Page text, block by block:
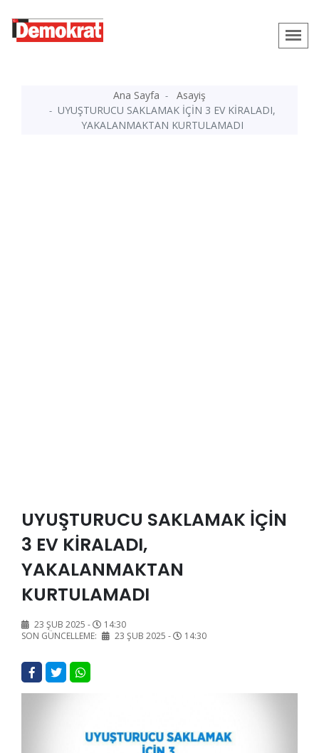
Ana Sayfa
Asayiş
UYUŞTURUCU SAKLAMAK İÇİN 3 EV KİRALADI,
YAKALANMAKTAN KURTULAMADI
UYUŞTURUCU SAKLAMAK İÇİN
3 EV KİRALADI,
YAKALANMAKTAN
KURTULAMADI
23 ŞUB 2025 -
14:30
SON GÜNCELLEME:
23 ŞUB 2025 - 14:30